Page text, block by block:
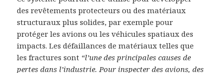
des revêtements protecteurs ou des matériaux
structuraux plus solides, par exemple pour
protéger les avions ou les véhicules spatiaux des
impacts. Les défaillances de matériaux telles que
les fractures sont “l’une des principales causes de
pertes dans l’industrie. Pour inspecter des avions, des